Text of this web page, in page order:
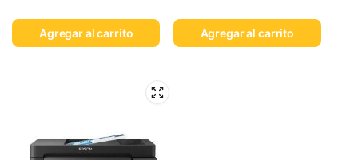
Agregar al carrito Agregar al carrito